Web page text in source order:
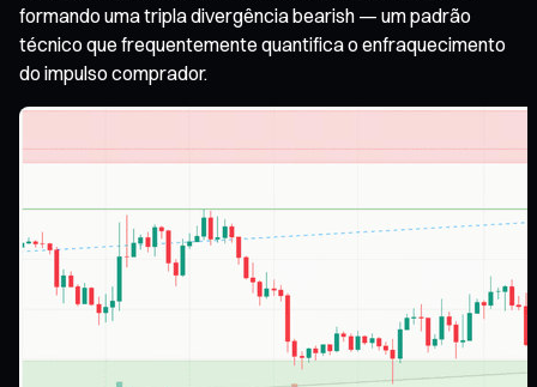
formando uma tripla divergência bearish — um padrão
técnico que frequentemente quantifica o enfraquecimento
do impulso comprador.